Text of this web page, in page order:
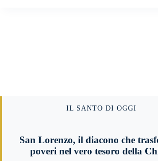
IL SANTO DI OGGI
San Lorenzo, il diacono che
poveri nel vero tesoro della